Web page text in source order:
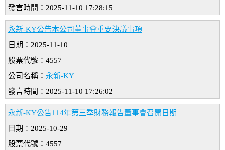
發言時間：2025-11-10 17:28:15
永新-KY公告本公司董事會重要決議事項
日期：2025-11-10
股票代號：4557
公司名稱： 永新-KY
發言時間：2025-11-10 17:26:02
永新-KY公告114年第三季財務報告董事會召開日期
日期：2025-10-29
股票代號：4557